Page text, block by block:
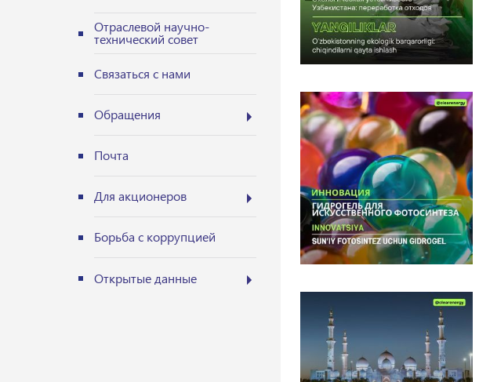
Отраслевой научно-
технический совет
Связаться с нами
Обращения
Почта
Для акционеров
Борьба с коррупцией
Открытые данные